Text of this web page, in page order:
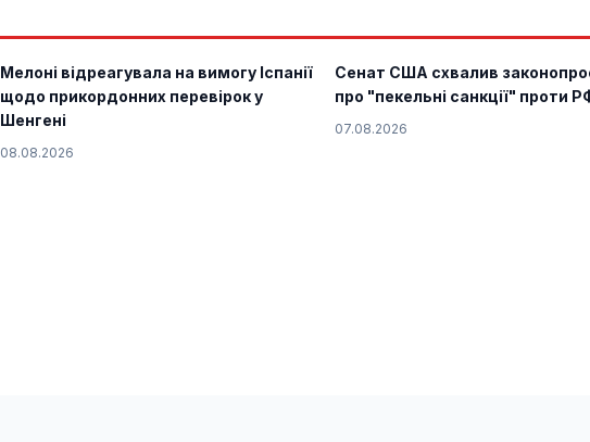
Мелоні відреагувала на вимогу Іспанії
щодо прикордонних перевірок у
Шенгені
08.08.2026
Сенат США схвалив
про "пекельні санкції" проти
07.08.2026